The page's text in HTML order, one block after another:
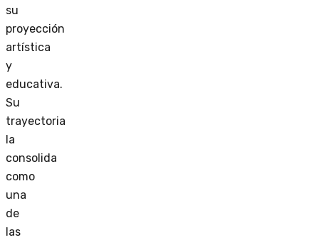
su
proyección
artística
y
educativa.
Su
trayectoria
la
consolida
como
una
de
las